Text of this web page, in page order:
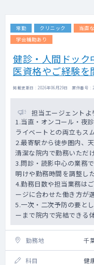
常勤 クリニック 当直
学会補助あり
健診・人間ドック
医資格やご経験を
掲載更新日 : 2026年06月29日 案件番号 :
担当エージェントよ
1.当直・オンコール・夜
ライベートとの両立もスム
2.最寄駅から徒歩圏内、
清潔な院内で勤務いただけ
3.問診・読影中心の業務
明けや勤務時間を調整し
4.勤務日数や担当業務は
ージに合わせた働き方が選
5.一次・二次予防の要と
ーまで院内で完結できる体
勤務地 千
科目 健